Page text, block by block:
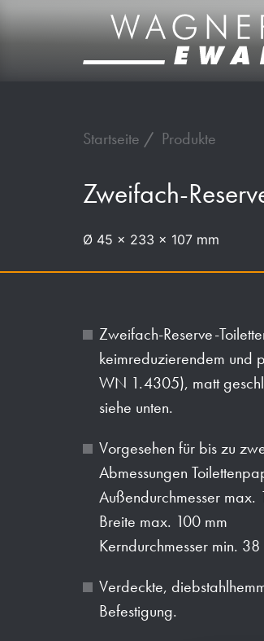
Startseite Produkte
Zweifach-
Ø 45 x 233 x 107 mm
Zweifach-Reserve-
keimreduzierendem und
WN 1.4305), matt
siehe unten.
Vorgesehen für bis zu
Abmessungen
Außendurchmesser max.
Breite max. 100 mm
Kerndurchmesser min. 38
Verdeckte,
Befestigung.